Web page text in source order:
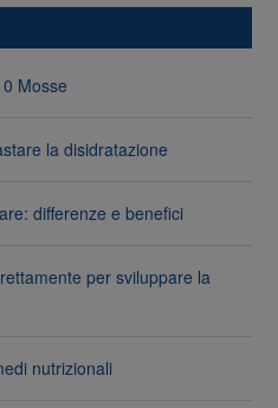
Mosse
la disidratazione
differenze e benefici
per sviluppare la
nutrizionali